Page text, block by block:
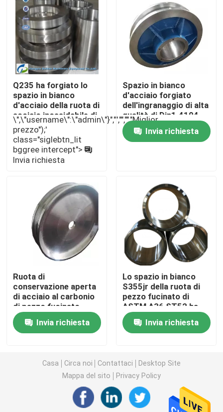
Controllo di qualità
Contattici
Notizie
Richieda una citazione
Prodotti in acciaio forgiato
Assi d'acciaio forgiate
Anelli d'acciaio forgiati
Blocco d'acciaio forgiato
Maniche forgiate
Spazii in bianco forgiati dell'ingranaggio
Rod d'acciaio lucidato
Rod d'acciaio luminoso
Q235 ha forgiato lo
spazio in bianco
d'acciaio della ruota di
acciaio inossidabile di
pezzo fucinato di
spazio in bianco della
ruota 316
\",\"username\":\"admin\"}","","","","Miglior
prezzo");'
class="siglebtn_lit
bggree intercept">
Invia richiesta
Spazio in bianco
d'acciaio forgiato
dell'ingranaggio di alta
qualità di Din1.4104
75crmo 16mncr5
Invia richiesta
Ruota di
conservazione aperta
di acciaio al carbonio
di pezzo fucinato
s355 dello stampo
utilizzata come Crane
Wheel
Invia richiesta
Lo spazio in bianco
S355jr della ruota di
pezzo fucinato di
ASTM A36 ST52 ha
forgiato l'ingranaggio
d'acciaio Rim Blank
Invia richiesta
Casa Circa noi Contattaci
Desktop Site
Mappa del sito
Privacy Policy